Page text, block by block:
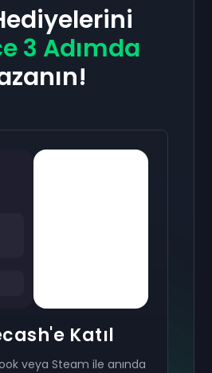
3 Adımda
Katıl
veya Steam ile anında